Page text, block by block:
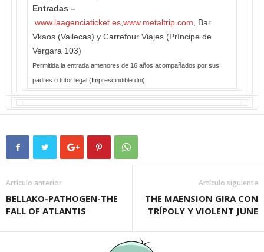
Entradas –
www.laagenciaticket.es www.metaltrip.com , Bar
Vkaos (Vallecas) y Carrefour Viajes (Príncipe de
Vergara 103)
Permitida la entrada amenores de 16 años acompañados por sus
padres o tutor legal (Imprescindible dni)
Artículo anterior
BELLAKO-PATHOGEN-THE
FALL OF ATLANTIS
Artículo siguiente
THE MAENSION GIRA CON
TRÍPOLY Y VIOLENT JUNE